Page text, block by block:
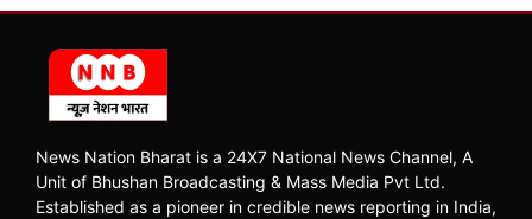
News Nation Bharat is a 24X7 National News Channel, A
Unit of Bhushan Broadcasting & Mass Media Pvt Ltd.
Established as a pioneer in credible news reporting in India,